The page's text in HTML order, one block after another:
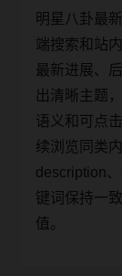
明星八卦最
端搜索和站
最新进展、
出清晰主题
语义和可点
续浏览同类
description
键词保持一
值。